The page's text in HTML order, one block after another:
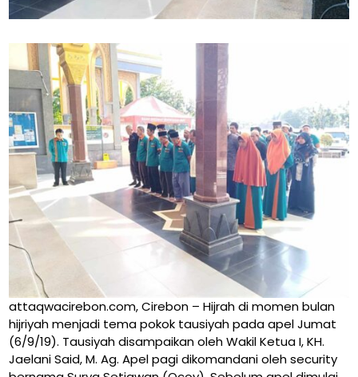
attaqwacirebon.com, Cirebon – Hijrah di momen bulan
hijriyah menjadi tema pokok tausiyah pada apel Jumat
(6/9/19). Tausiyah disampaikan oleh Wakil Ketua I, KH.
Jaelani Said, M. Ag. Apel pagi dikomandani oleh security